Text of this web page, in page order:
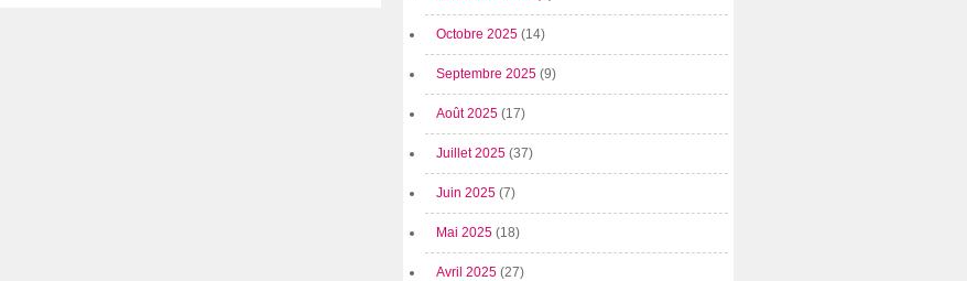
Octobre 2025 (14)
Septembre 2025 (9)
Août 2025 (17)
Juillet 2025 (37)
Juin 2025 (7)
Mai 2025 (18)
Avril 2025 (27)